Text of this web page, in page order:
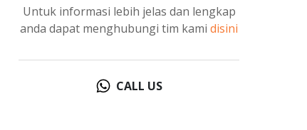
Untuk informasi lebih jelas dan lengkap
anda dapat menghubungi tim kami disini
CALL US